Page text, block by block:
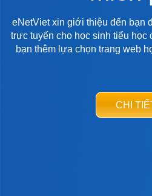
eNetViet xin giới thiệu đến bạn
trực tuyến cho học sinh tiểu
bạn thêm lựa chọn trang web
CHI